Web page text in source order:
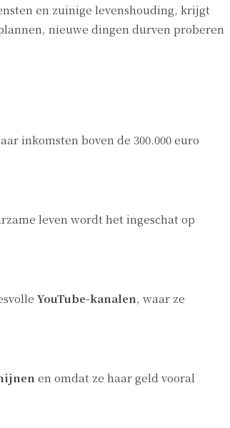
en zuinige levenshouding, krijgt
nieuwe dingen durven proberen
inkomsten boven de 300.000 euro
leven wordt het ingeschat op
YouTube-kanalen, waar ze
en omdat ze haar geld vooral